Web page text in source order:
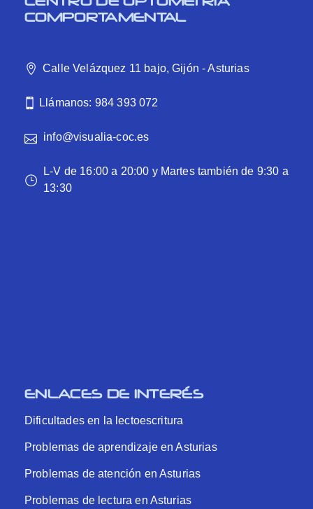
COMPORTAMENTAL
Calle Velázquez 11 bajo, Gijón - Asturias
Llámanos: 984 393 072
info@visualia-coc.es
L-V de 16:00 a 20:00 y Martes también de 9:30 a
13:30
ENLACES DE INTERÉS
Dificultades en la lectoescritura
Problemas de aprendizaje en Asturias
Problemas de atención en Asturias
Problemas de lectura en Asturias